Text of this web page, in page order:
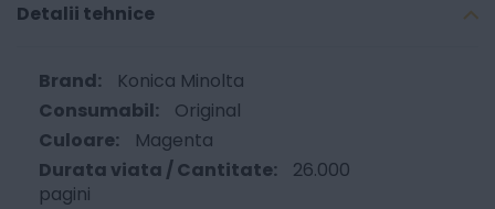
Detalii tehnice
Konica Minolta
Original
Magenta
26.000
pagini